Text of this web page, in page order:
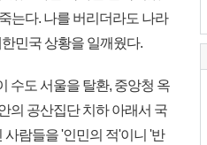
는다. 나를 버리더라도 나라
민국 상황을 일깨웠다.
수도 서울을 탈환, 중앙청 옥
의 공산집단 치하 아래서 국
람들을 '인민의 적'이니 '반